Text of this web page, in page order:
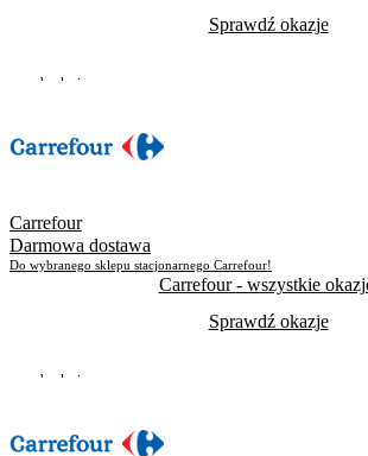
Sprawdź okazje
Do odwołania
Carrefour
Darmowa dostawa
Do wybranego sklepu stacjonarnego Carrefour!
Carrefour- wszystkie
Sprawdź okazje
Do odwołania